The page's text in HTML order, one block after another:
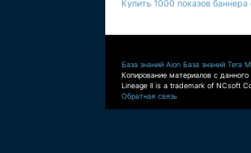
Купить 1000 показов баннера
База знаний Aion База знаний Tera
Копирование материалов с
Lineage II is a trademark of NCsoft
Обратная связь